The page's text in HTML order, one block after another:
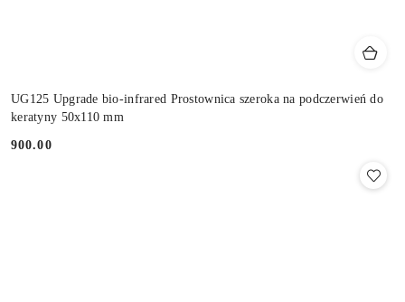
UG125 Upgrade bio-infrared Prostownica szeroka na podczerwień do
keratyny 50x110 mm
Cena:
900.00